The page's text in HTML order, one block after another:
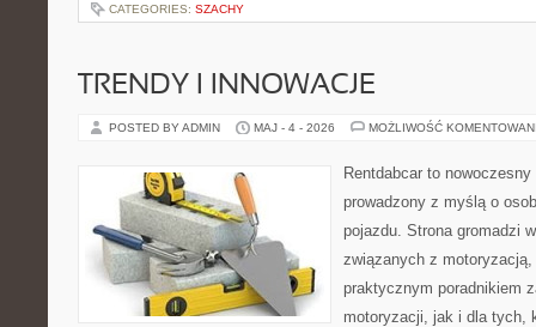
CATEGORIES: SZACHY
TRENDY I INNOWACJE
POSTED BY ADMIN MAJ - 4 - 2026 MOŻLIWOŚĆ
Rentdabcar to
prowadzony z myślą o
pojazdu. Strona gromadzi
związanych z
praktycznym poradnikiem
motoryzacji, jak i dla tych,